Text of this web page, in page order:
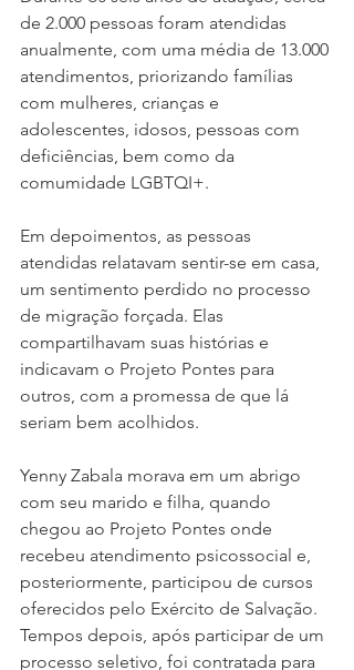
de 2.000 pessoas foram atendidas
anualmente, com uma média de 13.000
atendimentos, priorizando famílias
com mulheres, crianças e
adolescentes, idosos, pessoas com
deficiências, bem como da
comumidade LGBTQI+.
Em depoimentos, as pessoas
atendidas relatavam sentir-se em casa,
um sentimento perdido no processo
de migração forçada. Elas
compartilhavam suas histórias e
indicavam o Projeto Pontes para
outros, com a promessa de que lá
seriam bem acolhidos.
Yenny Zabala morava em um abrigo
com seu marido e filha, quando
chegou ao Projeto Pontes onde
recebeu atendimento psicossocial e,
posteriormente, participou de cursos
oferecidos pelo Exército de Salvação.
Tempos depois, após participar de um
processo seletivo, foi contratada para